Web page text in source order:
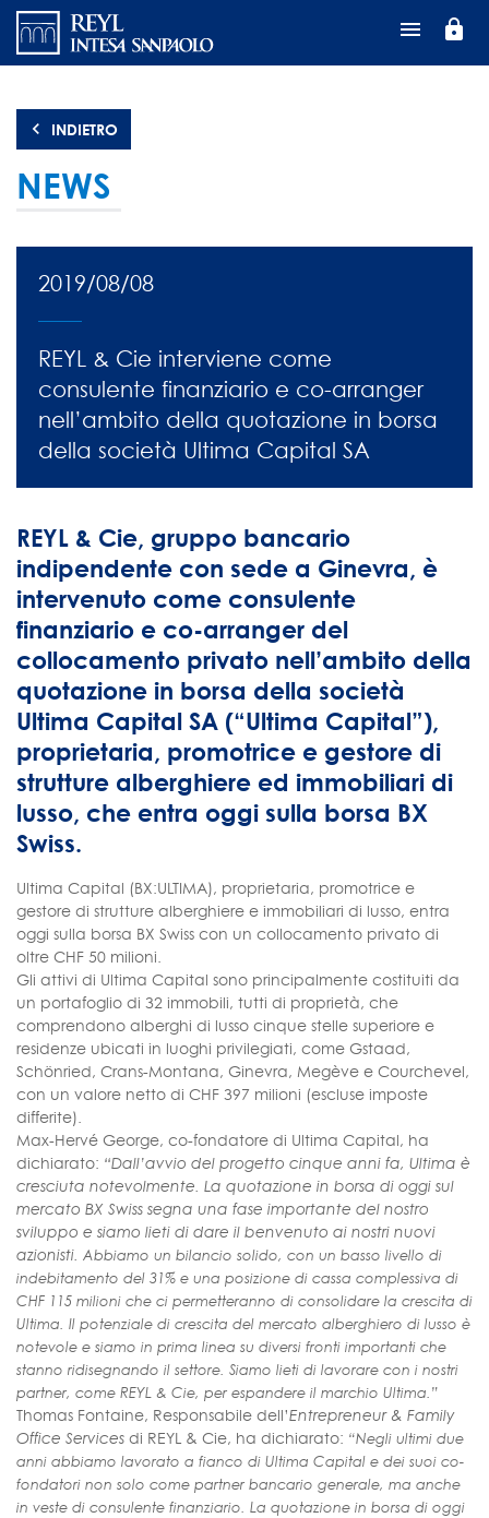
Salta
contenuto
lock
INDIETRO
NEWS
2019/08/08
REYL & Cie interviene come
consulente finanziario e co-arranger
nell’ambito della quotazione in borsa
della società Ultima Capital SA
REYL & Cie, gruppo bancario
indipendente con sede a Ginevra, è
intervenuto come consulente
finanziario e co-arranger del
collocamento privato nell’ambito della
quotazione in borsa della società
Ultima Capital SA (“Ultima Capital”),
proprietaria, promotrice e gestore di
strutture alberghiere ed immobiliari di
lusso, che entra oggi sulla borsa BX
Swiss.
Ultima Capital (BX:ULTIMA), proprietaria, promotrice e
gestore di strutture alberghiere e immobiliari di lusso, entra
oggi sulla borsa BX Swiss con un collocamento privato di
oltre CHF 50 milioni.
Gli attivi di Ultima Capital sono principalmente costituiti da
un portafoglio di 32 immobili, tutti di proprietà, che
comprendono alberghi di lusso cinque stelle superiore e
residenze ubicati in luoghi privilegiati, come Gstaad,
Schönried, Crans-Montana, Ginevra, Megève e Courchevel,
con un valore netto di CHF 397 milioni (escluse imposte
differite).
Max-Hervé George, co-fondatore di Ultima Capital, ha
dichiarato: “Dall’avvio del progetto cinque anni fa, Ultima è
cresciuta notevolmente. La quotazione in borsa di oggi sul
mercato BX Swiss segna una fase importante del nostro
sviluppo e siamo lieti di dare il benvenuto ai nostri nuovi
azionisti. Abbiamo un bilancio solido, con un basso livello di
indebitamento del 31% e una posizione di cassa complessiva di
CHF 115 milioni che ci permetteranno di consolidare la crescita di
Ultima. Il potenziale di crescita del mercato alberghiero di lusso è
notevole e siamo in prima linea su diversi fronti importanti che
stanno ridisegnando il settore. Siamo lieti di lavorare con i nostri
partner, come REYL & Cie, per espandere il marchio Ultima.”
Thomas Fontaine, Responsabile dell’Entrepreneur & Family
Office Services di REYL & Cie, ha dichiarato: “Negli ultimi due
anni abbiamo lavorato a fianco di Ultima Capital e dei suoi co-
fondatori non solo come partner bancario generale, ma anche
in veste di consulente finanziario. La quotazione in borsa di oggi